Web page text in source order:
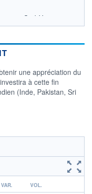
GmbH
05/08/2026
100
105
une appréciation du
à cette fin
(Inde, Pakistan, Sri
VAR. VOL.